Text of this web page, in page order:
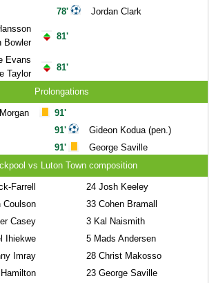
Bowler
Evans
Taylor
78'
81'
81'
Jordan Clark
Prolongations
91'
91'
91'
Gideon Kodua (pen.)
George Saville
vs Luton Town composition
Farrell
Coulson
Casey
Ihiekwe
Imray
24 Josh Keeley
33 Cohen Bramall
3 Kal Naismith
5 Mads Andersen
28 Christ Makosso
23 George Saville